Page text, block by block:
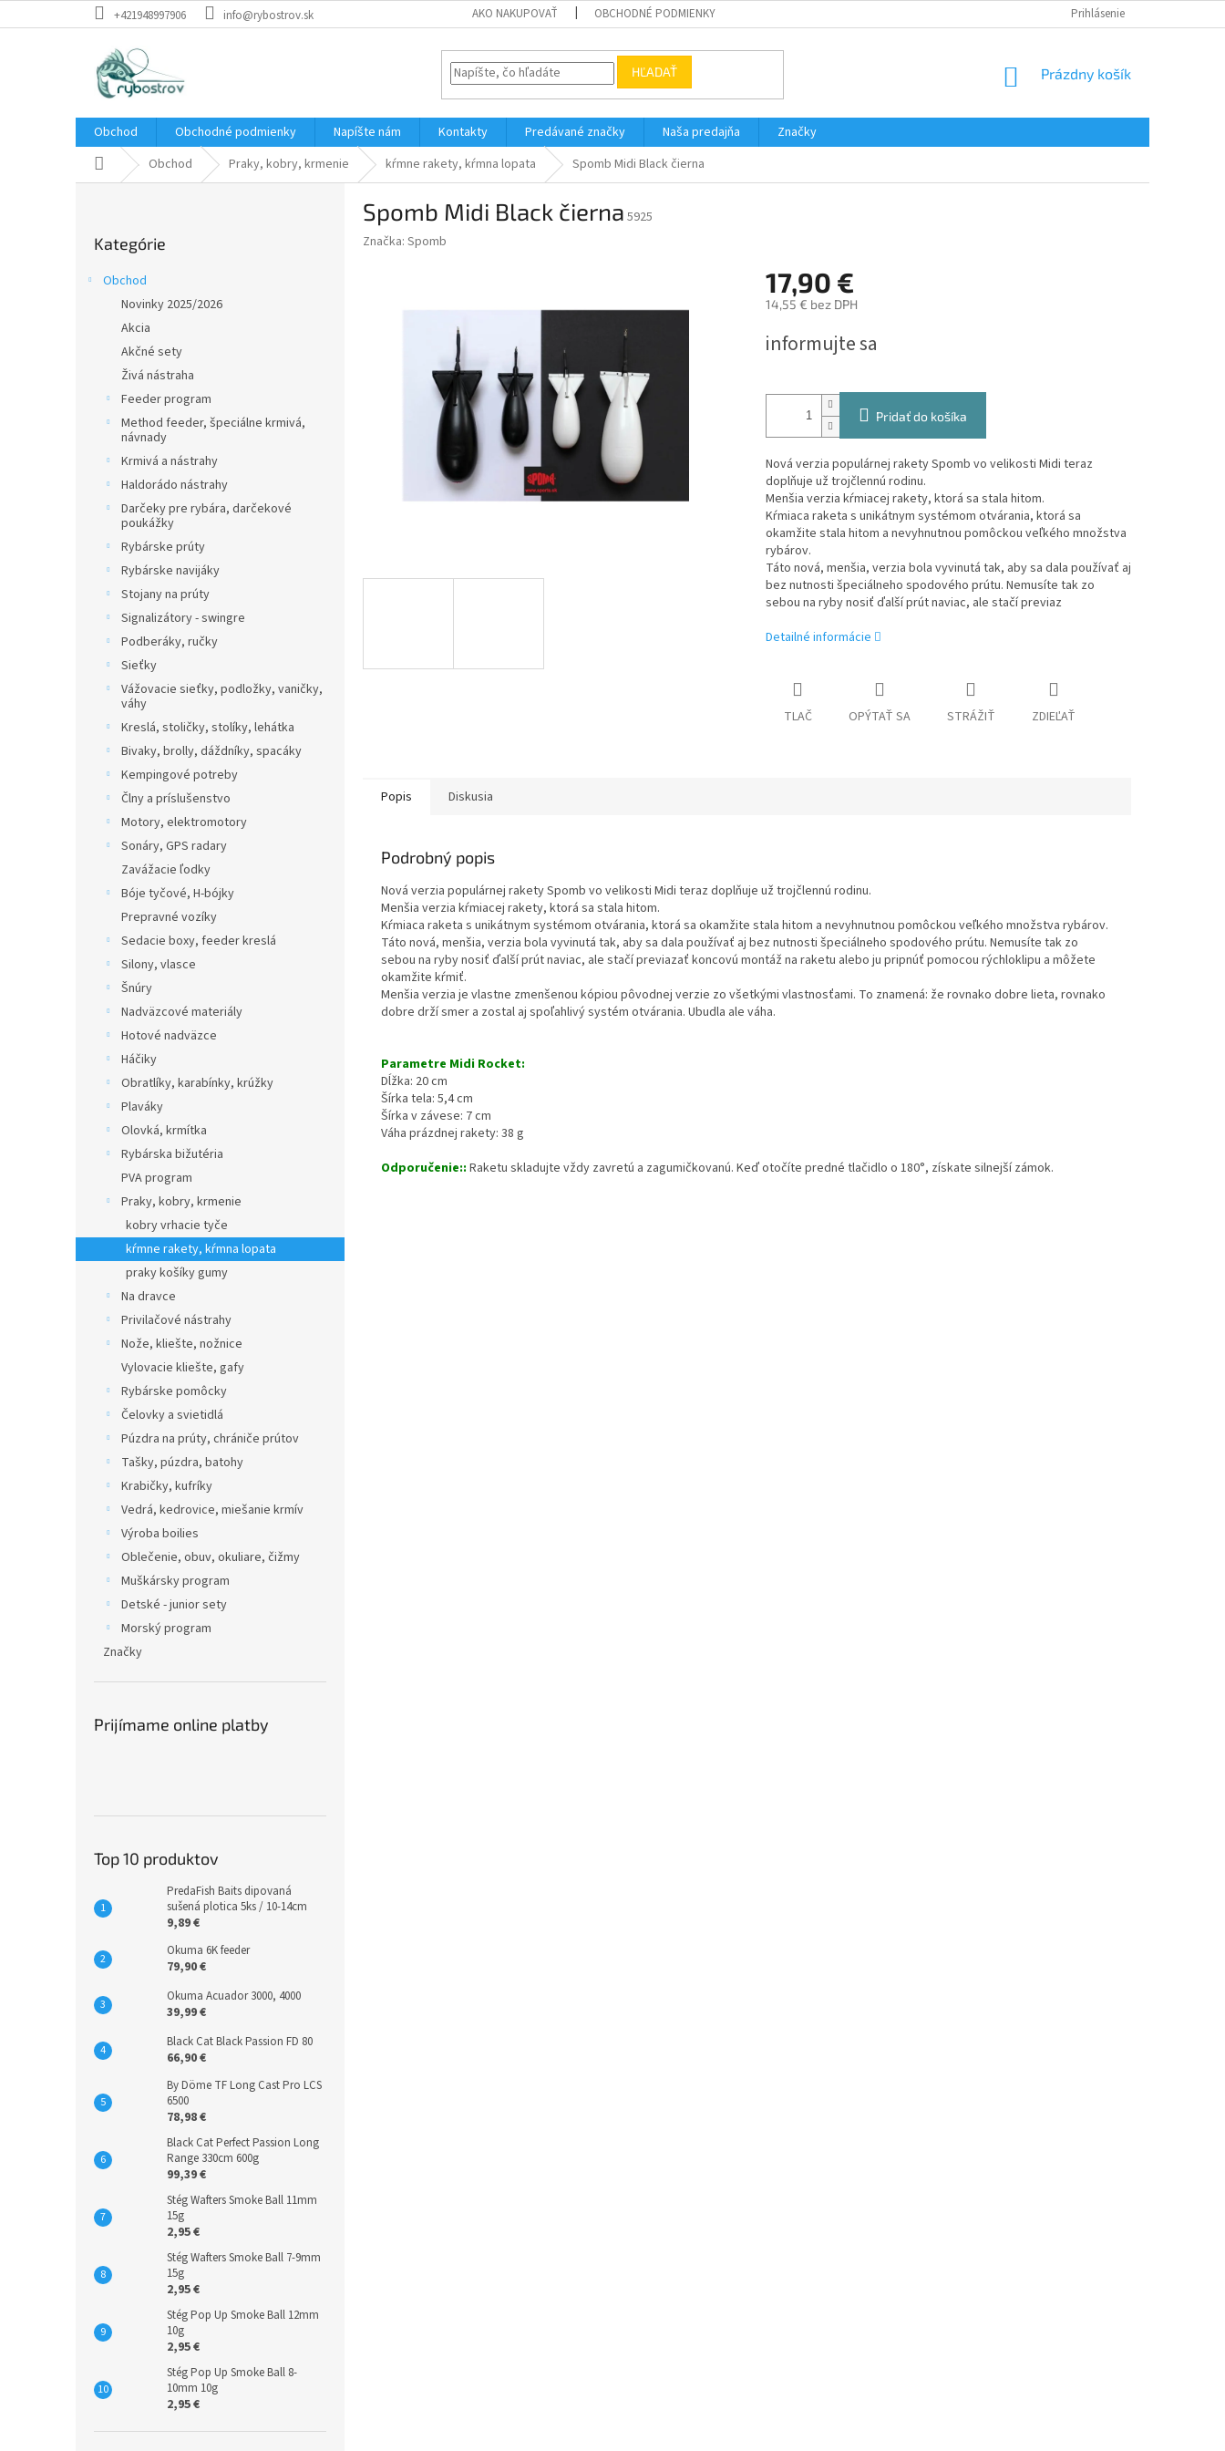
na
+421948997906 info@rybostrov.sk AKO NAKUPOVAŤ OBCHODNÉ PODMIENKY Prihlásenie
HĽADAŤ
NÁKUPNÝ
Prázdny košík
Obchod Obchodné podmienky Napíšte nám Kontakty Predávané značky Naša predajňa
Značky
Domov Obchod Praky, kobry, krmenie kŕmne rakety, kŕmna lopata Spomb Midi Black čierna
kategórie
Kategórie
Obchod
Novinky 2025/2026
Akcia
Akčné sety
Živá nástraha
Feeder program
Method feeder, špeciálne krmivá,
návnady
Krmivá a nástrahy
Haldorádo nástrahy
Darčeky pre rybára, darčekové
poukážky
Rybárske prúty
Rybárske navijáky
Stojany na prúty
Signalizátory - swingre
Podberáky, ručky
Sieťky
Vážovacie sieťky, podložky, vaničky,
váhy
Kreslá, stoličky, stolíky, lehátka
Bivaky, brolly, dáždníky, spacáky
Kempingové potreby
Člny a príslušenstvo
Motory, elektromotory
Sonáry, GPS radary
Zavážacie ľodky
Bóje tyčové, H-bójky
Prepravné vozíky
Sedacie boxy, feeder kreslá
Silony, vlasce
Šnúry
Nadväzcové materiály
Hotové nadväzce
Háčiky
Obratlíky, karabínky, krúžky
Plaváky
Olovká, krmítka
Rybárska bižutéria
PVA program
Praky, kobry, krmenie
kobry vrhacie tyče
kŕmne rakety, kŕmna lopata
praky košíky gumy
Na dravce
Privilačové nástrahy
Nože, kliešte, nožnice
Vylovacie kliešte, gafy
Rybárske pomôcky
Čelovky a svietidlá
Púzdra na prúty, chrániče prútov
Tašky, púzdra, batohy
Krabičky, kufríky
Vedrá, kedrovice, miešanie krmív
Výroba boilies
Oblečenie, obuv, okuliare, čižmy
Muškársky program
Detské - junior sety
Morský program
Značky
Prijímame online platby
Top 10 produktov
PredaFish Baits dipovaná
sušená plotica 5ks / 10-14cm
9,89 €
Okuma 6K feeder
79,90 €
Okuma Acuador 3000, 4000
39,99 €
Black Cat Black Passion FD 80
66,90 €
By Döme TF Long Cast Pro LCS
6500
78,98 €
Black Cat Perfect Passion Long
Range 330cm 600g
99,39 €
Stég Wafters Smoke Ball 11mm
15g
2,95 €
Stég Wafters Smoke Ball 7-9mm
15g
2,95 €
Stég Pop Up Smoke Ball 12mm
10g
2,95 €
Stég Pop Up Smoke Ball 8-
10mm 10g
2,95 €
Spomb Midi Black čierna 5925
Značka: Spomb
17,90 €
14,55 € bez DPH
cena:
informujte sa
Pridať do košíka
Nová verzia populárnej rakety Spomb vo velikosti Midi teraz
doplňuje už trojčlennú rodinu.
Menšia verzia kŕmiacej rakety, ktorá sa stala hitom.
Kŕmiaca raketa s unikátnym systémom otvárania, ktorá sa
okamžite stala hitom a nevyhnutnou pomôckou veľkého množstva
rybárov.
Táto nová, menšia, verzia bola vyvinutá tak, aby sa dala používať aj
bez nutnosti špeciálneho spodového prútu. Nemusíte tak zo
sebou na ryby nosiť ďalší prút naviac, ale stačí previaz
Detailné informácie
TLAČ OPÝTAŤ SA STRÁŽIŤ ZDIEĽAŤ
Popis Diskusia
Podrobný popis
Nová verzia populárnej rakety Spomb vo velikosti Midi teraz doplňuje už trojčlennú rodinu.
Menšia verzia kŕmiacej rakety, ktorá sa stala hitom.
Kŕmiaca raketa s unikátnym systémom otvárania, ktorá sa okamžite stala hitom a nevyhnutnou pomôckou veľkého množstva rybárov.
Táto nová, menšia, verzia bola vyvinutá tak, aby sa dala používať aj bez nutnosti špeciálneho spodového prútu. Nemusíte tak zo
sebou na ryby nosiť ďalší prút naviac, ale stačí previazať koncovú montáž na raketu alebo ju pripnúť pomocou rýchloklipu a môžete
okamžite kŕmiť.
Menšia verzia je vlastne zmenšenou kópiou pôvodnej verzie zo všetkými vlastnosťami. To znamená: že rovnako dobre lieta, rovnako
dobre drží smer a zostal aj spoľahlivý systém otvárania. Ubudla ale váha.
Parametre Midi Rocket:
Dĺžka: 20 cm
Šírka tela: 5,4 cm
Šírka v závese: 7 cm
Váha prázdnej rakety: 38 g
Odporučenie:: Raketu skladujte vždy zavretú a zagumičkovanú. Keď otočíte predné tlačidlo o 180°, získate silnejší zámok.